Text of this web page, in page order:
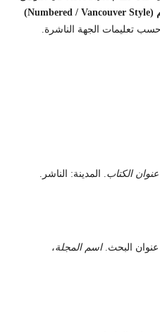
(Numbered / Vancouver Style)
تعليمات الجهة الناشرة.
عنوان الكتاب . المدينة: الناشر.
عنوان البحث.اسم المجلة،